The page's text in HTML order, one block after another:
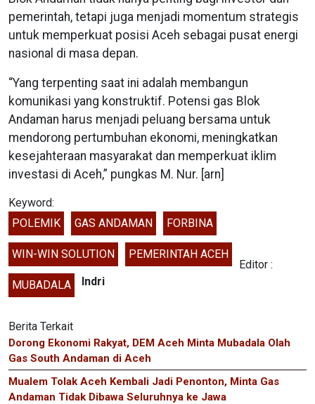
pemerintah, tetapi juga menjadi momentum strategis
untuk memperkuat posisi Aceh sebagai pusat energi
nasional di masa depan.
“Yang terpenting saat ini adalah membangun
komunikasi yang konstruktif. Potensi gas Blok
Andaman harus menjadi peluang bersama untuk
mendorong pertumbuhan ekonomi, meningkatkan
kesejahteraan masyarakat dan memperkuat iklim
investasi di Aceh,” pungkas M. Nur. [arn]
Keyword:
POLEMIK
GAS ANDAMAN FORBINA
WIN-WIN SOLUTION PEMERINTAH ACEH
MUBADALA
Editor :
Indri
Berita Terkait
Dorong Ekonomi Rakyat, DEM Aceh Minta Mubadala Olah
Gas South Andaman di Aceh
Mualem Tolak Aceh Kembali Jadi Penonton, Minta Gas
Andaman Tidak Dibawa Seluruhnya ke Jawa